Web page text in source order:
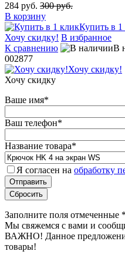
284 руб. 300 руб.
В корзину
Купить в 1
Хочу скидку! В избранное
К сравнению
В
002877
Хочу скидку!
Хочу скидку
Ваше имя*
Ваш телефон*
Название товара*
Я согласен на обработку
Заполните поля отмеченные *
Мы свяжемся с вами и
ВАЖНО! Данное предложение
товары!